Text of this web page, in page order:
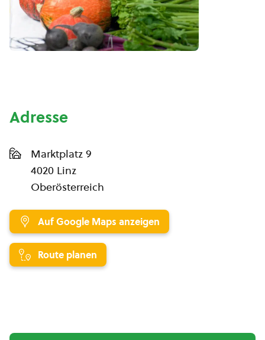
Adresse
Marktplatz 9
4020 Linz
Oberösterreich
Auf Google Maps anzeigen
Route planen